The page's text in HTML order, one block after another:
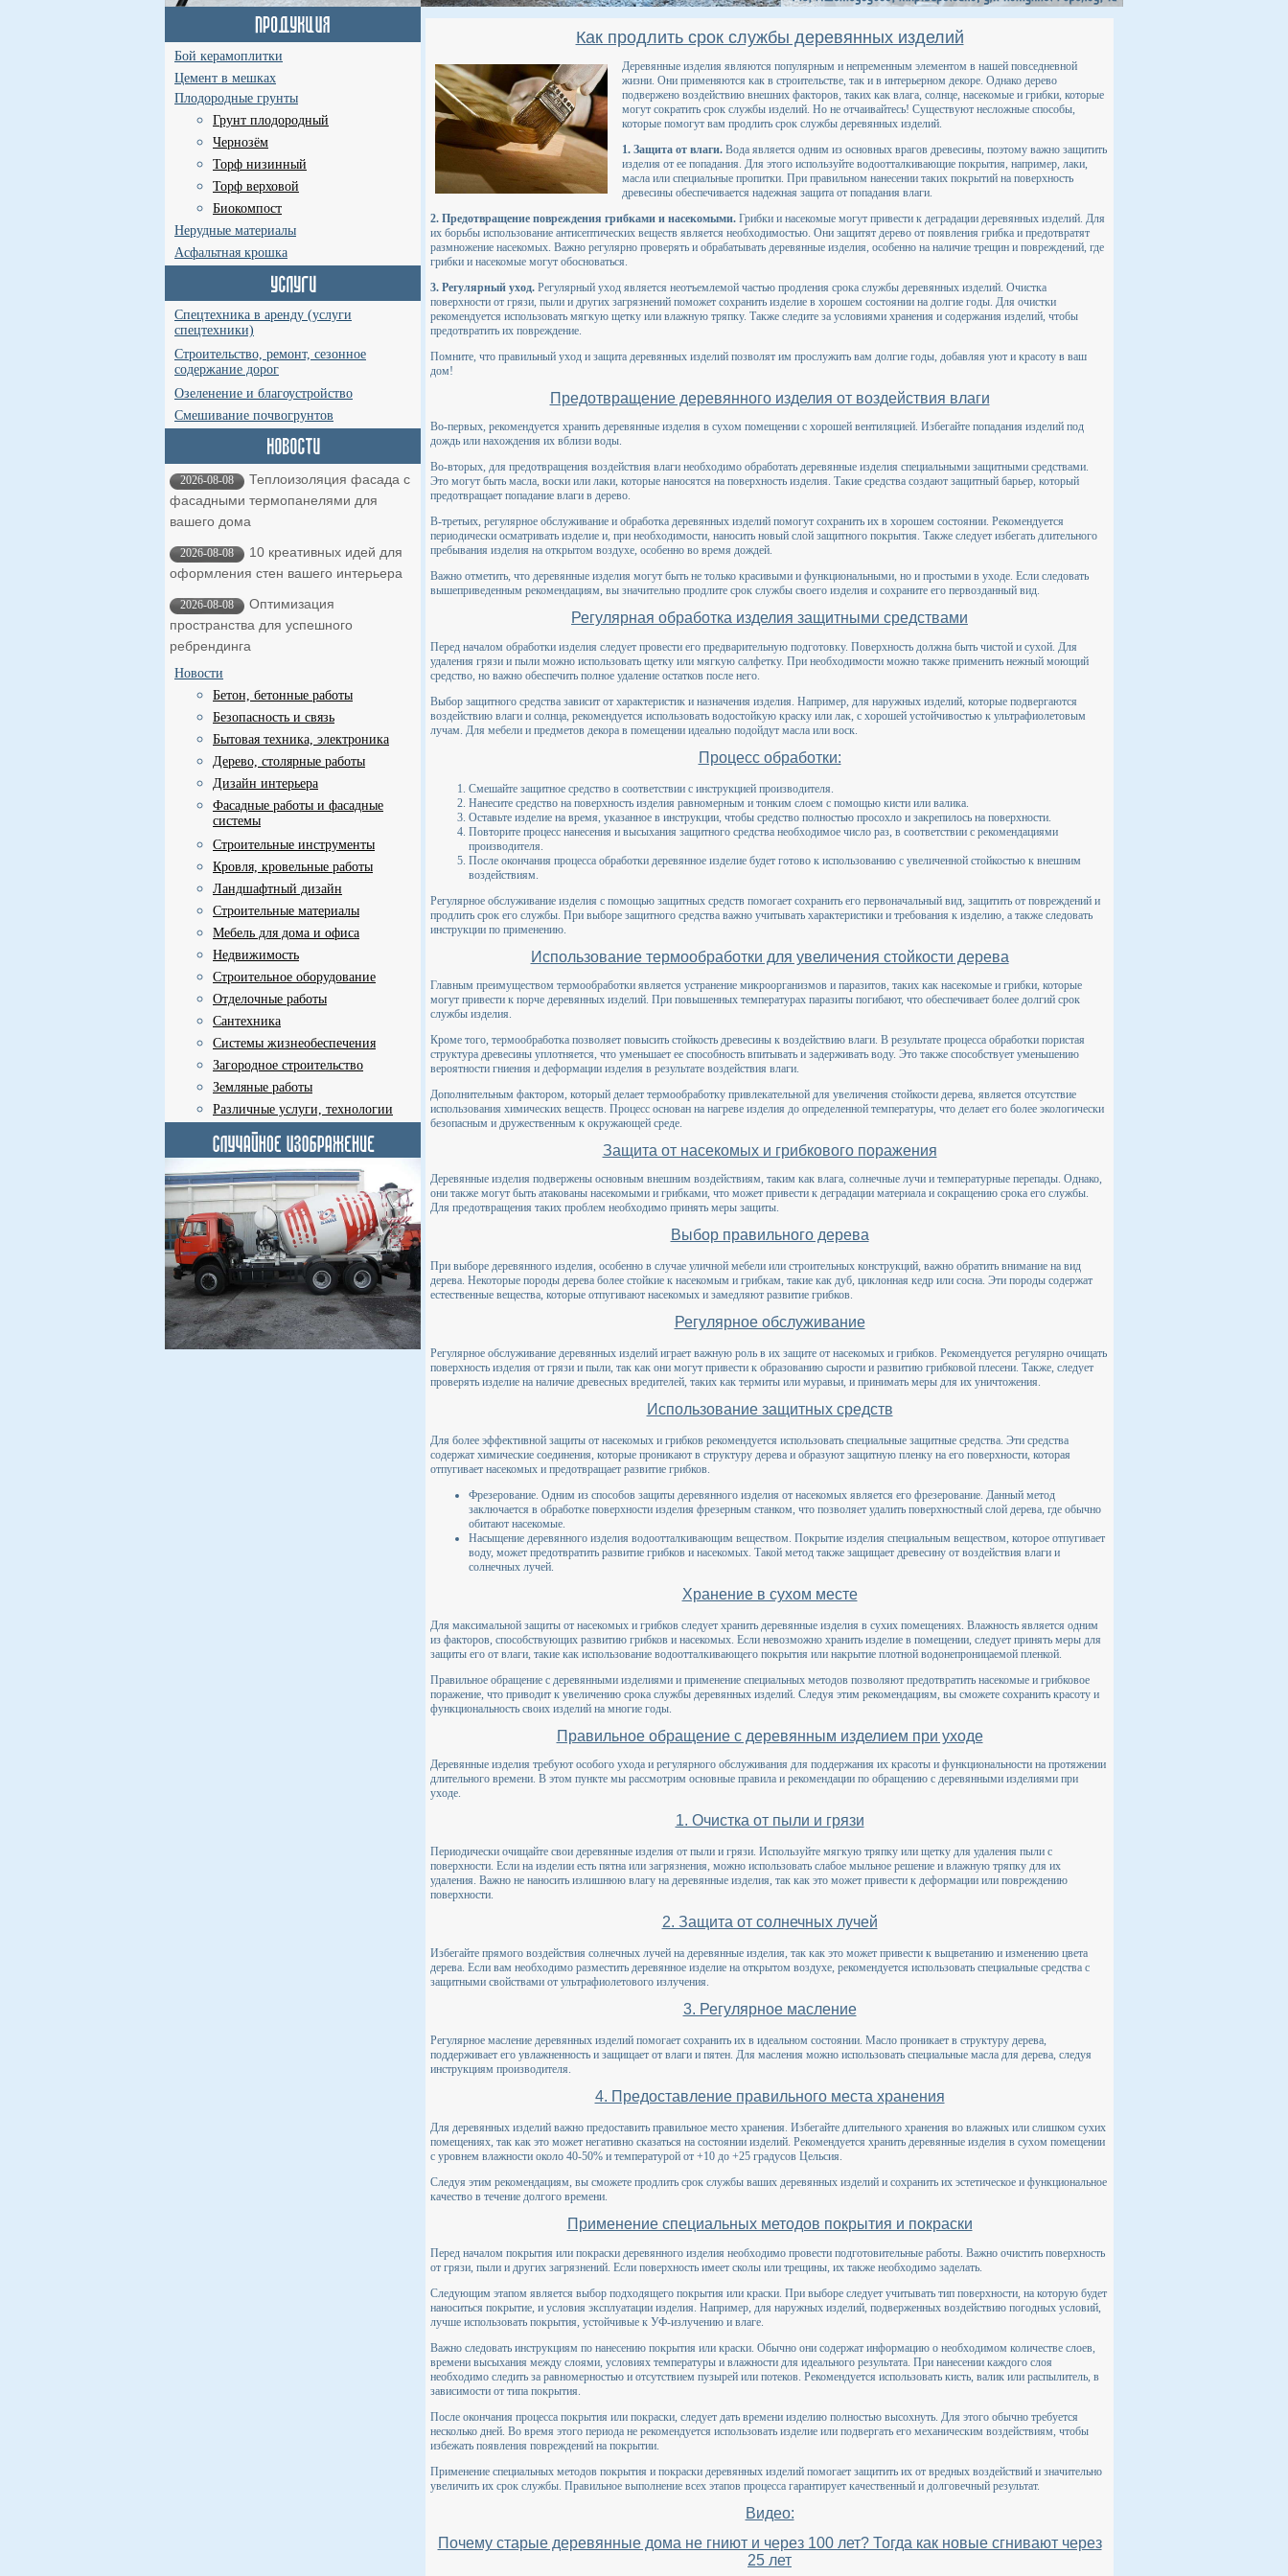
Бой керамоплитки
Цемент в мешках
Плодородные грунты
Грунт плодородный
Чернозём
Торф низинный
Торф верховой
Биокомпост
Нерудные материалы
Асфальтная крошка
Спецтехника в аренду (услуги
спецтехники)
Строительство, ремонт, сезонное
содержание дорог
Озеленение и благоустройство
Смешивание почвогрунтов
2026-08-08
Теплоизоляция фасада с
фасадными термопанелями для
вашего дома
2026-08-08
10 креативных идей для
оформления стен вашего интерьера
2026-08-08
Оптимизация
пространства для успешного
ребрендинга
Новости
Бетон, бетонные работы
Безопасность и связь
Бытовая техника, электроника
Дерево, столярные работы
Дизайн интерьера
Фасадные работы и фасадные
системы
Строительные инструменты
Кровля, кровельные работы
Ландшафтный дизайн
Строительные материалы
Мебель для дома и офиса
Недвижимость
Строительное оборудование
Отделочные работы
Сантехника
Системы жизнеобеспечения
Загородное строительство
Земляные работы
Различные услуги, технологии
Как продлить срок службы деревянных изделий
Деревянные изделия являются популярным и непременным элементом в нашей повседневной
жизни. Они применяются как в строительстве, так и в интерьерном декоре. Однако дерево
подвержено воздействию внешних факторов, таких как влага, солнце, насекомые и грибки, которые
могут сократить срок службы изделий. Но не отчаивайтесь! Существуют несложные способы,
которые помогут вам продлить срок службы деревянных изделий.
1. Защита от влаги. Вода является одним из основных врагов древесины, поэтому важно защитить
изделия от ее попадания. Для этого используйте водоотталкивающие покрытия, например, лаки,
масла или специальные пропитки. При правильном нанесении таких покрытий на поверхность
древесины обеспечивается надежная защита от попадания влаги.
2. Предотвращение повреждения грибками и насекомыми. Грибки и насекомые могут привести к деградации деревянных изделий. Для
их борьбы использование антисептических веществ является необходимостью. Они защитят дерево от появления грибка и предотвратят
размножение насекомых. Важно регулярно проверять и обрабатывать деревянные изделия, особенно на наличие трещин и повреждений, где
грибки и насекомые могут обосноваться.
3. Регулярный уход. Регулярный уход является неотъемлемой частью продления срока службы деревянных изделий. Очистка
поверхности от грязи, пыли и других загрязнений поможет сохранить изделие в хорошем состоянии на долгие годы. Для очистки
рекомендуется использовать мягкую щетку или влажную тряпку. Также следите за условиями хранения и содержания изделий, чтобы
предотвратить их повреждение.
Помните, что правильный уход и защита деревянных изделий позволят им прослужить вам долгие годы, добавляя уют и красоту в ваш
дом!
Предотвращение деревянного изделия от воздействия влаги
Во-первых, рекомендуется хранить деревянные изделия в сухом помещении с хорошей вентиляцией. Избегайте попадания изделий под
дождь или нахождения их вблизи воды.
Во-вторых, для предотвращения воздействия влаги необходимо обработать деревянные изделия специальными защитными средствами.
Это могут быть масла, воски или лаки, которые наносятся на поверхность изделия. Такие средства создают защитный барьер, который
предотвращает попадание влаги в дерево.
В-третьих, регулярное обслуживание и обработка деревянных изделий помогут сохранить их в хорошем состоянии. Рекомендуется
периодически осматривать изделие и, при необходимости, наносить новый слой защитного покрытия. Также следует избегать длительного
пребывания изделия на открытом воздухе, особенно во время дождей.
Важно отметить, что деревянные изделия могут быть не только красивыми и функциональными, но и простыми в уходе. Если следовать
вышеприведенным рекомендациям, вы значительно продлите срок службы своего изделия и сохраните его первозданный вид.
Регулярная обработка изделия защитными средствами
Перед началом обработки изделия следует провести его предварительную подготовку. Поверхность должна быть чистой и сухой. Для
удаления грязи и пыли можно использовать щетку или мягкую салфетку. При необходимости можно также применить нежный моющий
средство, но важно обеспечить полное удаление остатков после него.
Выбор защитного средства зависит от характеристик и назначения изделия. Например, для наружных изделий, которые подвергаются
воздействию влаги и солнца, рекомендуется использовать водостойкую краску или лак, с хорошей устойчивостью к ультрафиолетовым
лучам. Для мебели и предметов декора в помещении идеально подойдут масла или воск.
Процесс обработки:
Смешайте защитное средство в соответствии с инструкцией производителя.
Нанесите средство на поверхность изделия равномерным и тонким слоем с помощью кисти или валика.
Оставьте изделие на время, указанное в инструкции, чтобы средство полностью просохло и закрепилось на поверхности.
Повторите процесс нанесения и высыхания защитного средства необходимое число раз, в соответствии с рекомендациями
производителя.
После окончания процесса обработки деревянное изделие будет готово к использованию с увеличенной стойкостью к внешним
воздействиям.
Регулярное обслуживание изделия с помощью защитных средств помогает сохранить его первоначальный вид, защитить от повреждений и
продлить срок его службы. При выборе защитного средства важно учитывать характеристики и требования к изделию, а также следовать
инструкции по применению.
Использование термообработки для увеличения стойкости дерева
Главным преимуществом термообработки является устранение микроорганизмов и паразитов, таких как насекомые и грибки, которые
могут привести к порче деревянных изделий. При повышенных температурах паразиты погибают, что обеспечивает более долгий срок
службы изделия.
Кроме того, термообработка позволяет повысить стойкость древесины к воздействию влаги. В результате процесса обработки пористая
структура древесины уплотняется, что уменьшает ее способность впитывать и задерживать воду. Это также способствует уменьшению
вероятности гниения и деформации изделия в результате воздействия влаги.
Дополнительным фактором, который делает термообработку привлекательной для увеличения стойкости дерева, является отсутствие
использования химических веществ. Процесс основан на нагреве изделия до определенной температуры, что делает его более экологически
безопасным и дружественным к окружающей среде.
Защита от насекомых и грибкового поражения
Деревянные изделия подвержены основным внешним воздействиям, таким как влага, солнечные лучи и температурные перепады. Однако,
они также могут быть атакованы насекомыми и грибками, что может привести к деградации материала и сокращению срока его службы.
Для предотвращения таких проблем необходимо принять меры защиты.
Выбор правильного дерева
При выборе деревянного изделия, особенно в случае уличной мебели или строительных конструкций, важно обратить внимание на вид
дерева. Некоторые породы дерева более стойкие к насекомым и грибкам, такие как дуб, циклонная кедр или сосна. Эти породы содержат
естественные вещества, которые отпугивают насекомых и замедляют развитие грибков.
Регулярное обслуживание
Регулярное обслуживание деревянных изделий играет важную роль в их защите от насекомых и грибков. Рекомендуется регулярно очищать
поверхность изделия от грязи и пыли, так как они могут привести к образованию сырости и развитию грибковой плесени. Также, следует
проверять изделие на наличие древесных вредителей, таких как термиты или муравьи, и принимать меры для их уничтожения.
Использование защитных средств
Для более эффективной защиты от насекомых и грибков рекомендуется использовать специальные защитные средства. Эти средства
содержат химические соединения, которые проникают в структуру дерева и образуют защитную пленку на его поверхности, которая
отпугивает насекомых и предотвращает развитие грибков.
Фрезерование. Одним из способов защиты деревянного изделия от насекомых является его фрезерование. Данный метод
заключается в обработке поверхности изделия фрезерным станком, что позволяет удалить поверхностный слой дерева, где обычно
обитают насекомые.
Насыщение деревянного изделия водоотталкивающим веществом. Покрытие изделия специальным веществом, которое отпугивает
воду, может предотвратить развитие грибков и насекомых. Такой метод также защищает древесину от воздействия влаги и
солнечных лучей.
Хранение в сухом месте
Для максимальной защиты от насекомых и грибков следует хранить деревянные изделия в сухих помещениях. Влажность является одним
из факторов, способствующих развитию грибков и насекомых. Если невозможно хранить изделие в помещении, следует принять меры для
защиты его от влаги, такие как использование водоотталкивающего покрытия или накрытие плотной водонепроницаемой пленкой.
Правильное обращение с деревянными изделиями и применение специальных методов позволяют предотвратить насекомые и грибковое
поражение, что приводит к увеличению срока службы деревянных изделий. Следуя этим рекомендациям, вы сможете сохранить красоту и
функциональность своих изделий на многие годы.
Правильное обращение с деревянным изделием при уходе
Деревянные изделия требуют особого ухода и регулярного обслуживания для поддержания их красоты и функциональности на протяжении
длительного времени. В этом пункте мы рассмотрим основные правила и рекомендации по обращению с деревянными изделиями при
уходе.
1. Очистка от пыли и грязи
Периодически очищайте свои деревянные изделия от пыли и грязи. Используйте мягкую тряпку или щетку для удаления пыли с
поверхности. Если на изделии есть пятна или загрязнения, можно использовать слабое мыльное решение и влажную тряпку для их
удаления. Важно не наносить излишнюю влагу на деревянные изделия, так как это может привести к деформации или повреждению
поверхности.
2. Защита от солнечных лучей
Избегайте прямого воздействия солнечных лучей на деревянные изделия, так как это может привести к выцветанию и изменению цвета
дерева. Если вам необходимо разместить деревянное изделие на открытом воздухе, рекомендуется использовать специальные средства с
защитными свойствами от ультрафиолетового излучения.
3. Регулярное масление
Регулярное масление деревянных изделий помогает сохранить их в идеальном состоянии. Масло проникает в структуру дерева,
поддерживает его увлажненность и защищает от влаги и пятен. Для масления можно использовать специальные масла для дерева, следуя
инструкциям производителя.
4. Предоставление правильного места хранения
Для деревянных изделий важно предоставить правильное место хранения. Избегайте длительного хранения во влажных или слишком сухих
помещениях, так как это может негативно сказаться на состоянии изделий. Рекомендуется хранить деревянные изделия в сухом помещении
с уровнем влажности около 40-50% и температурой от +10 до +25 градусов Цельсия.
Следуя этим рекомендациям, вы сможете продлить срок службы ваших деревянных изделий и сохранить их эстетическое и функциональное
качество в течение долгого времени.
Применение специальных методов покрытия и покраски
Перед началом покрытия или покраски деревянного изделия необходимо провести подготовительные работы. Важно очистить поверхность
от грязи, пыли и других загрязнений. Если поверхность имеет сколы или трещины, их также необходимо заделать.
Следующим этапом является выбор подходящего покрытия или краски. При выборе следует учитывать тип поверхности, на которую будет
наноситься покрытие, и условия эксплуатации изделия. Например, для наружных изделий, подверженных воздействию погодных условий,
лучше использовать покрытия, устойчивые к УФ-излучению и влаге.
Важно следовать инструкциям по нанесению покрытия или краски. Обычно они содержат информацию о необходимом количестве слоев,
времени высыхания между слоями, условиях температуры и влажности для идеального результата. При нанесении каждого слоя
необходимо следить за равномерностью и отсутствием пузырей или потеков. Рекомендуется использовать кисть, валик или распылитель, в
зависимости от типа покрытия.
После окончания процесса покрытия или покраски, следует дать времени изделию полностью высохнуть. Для этого обычно требуется
несколько дней. Во время этого периода не рекомендуется использовать изделие или подвергать его механическим воздействиям, чтобы
избежать появления повреждений на покрытии.
Применение специальных методов покрытия и покраски деревянных изделий помогает защитить их от вредных воздействий и значительно
увеличить их срок службы. Правильное выполнение всех этапов процесса гарантирует качественный и долговечный результат.
Видео:
Почему старые деревянные дома не гниют и через 100 лет? Тогда как новые сгнивают через
25 лет